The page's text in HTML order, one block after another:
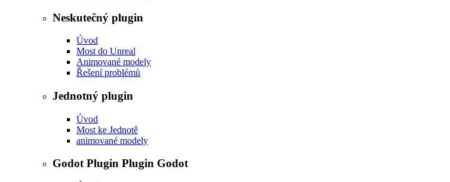
Neskutečný plugin
Úvod
Most do Unreal
Animované modely
Řešení problémů
Jednotný plugin
Úvod
Most ke Jednotě
animované modely
Godot Plugin Plugin Godot